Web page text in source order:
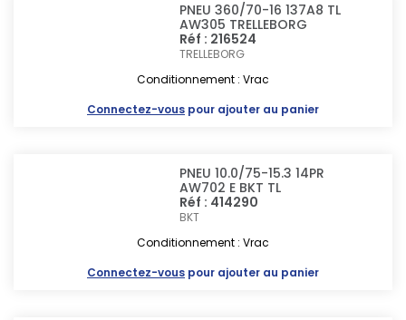
PNEU 360/70-16 137A8 TL
AW305 TRELLEBORG
Réf : 216524
TRELLEBORG
Conditionnement : Vrac
Connectez-vous pour ajouter au panier
PNEU 10.0/75-15.3 14PR
AW702 E BKT TL
Réf : 414290
BKT
Conditionnement : Vrac
Connectez-vous pour ajouter au panier